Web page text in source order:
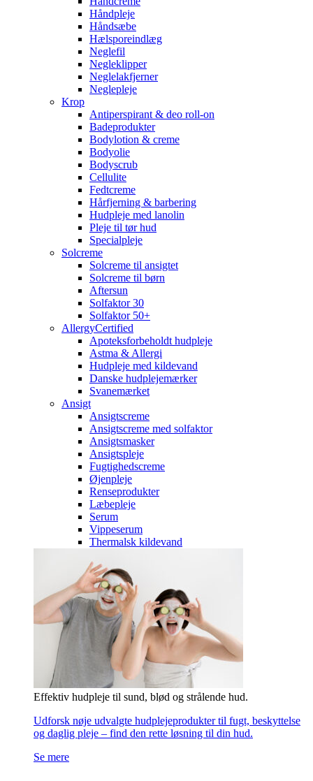
Håndpleje
Håndsæbe
Hælsporeindlæg
Neglefil
Negleklipper
Neglelakfjerner
Neglepleje
Krop
Antiperspirant & deo roll-on
Badeprodukter
Bodylotion & creme
Bodyolie
Bodyscrub
Cellulite
Fedtcreme
Hårfjerning & barbering
Hudpleje med lanolin
Pleje til tør hud
Specialpleje
Solcreme
Solcreme til ansigtet
Solcreme til børn
Aftersun
Solfaktor 30
Solfaktor 50+
AllergyCertified
Apoteksforbeholdt hudpleje
Astma & Allergi
Hudpleje med kildevand
Danske hudplejemærker
Svanemærket
Ansigt
Ansigtscreme
Ansigtscreme med solfaktor
Ansigtsmasker
Ansigtspleje
Fugtighedscreme
Øjenpleje
Renseprodukter
Læbepleje
Serum
Vippeserum
Thermalsk kildevand
Effektiv hudpleje til sund, blød og strålende hud.
Udforsk nøje udvalgte hudplejeprodukter til fugt, beskyttelse
og daglig pleje – find den rette løsning til din hud.
Se mere